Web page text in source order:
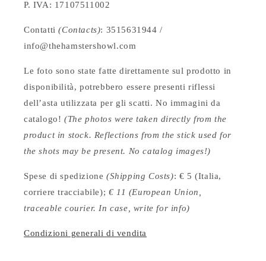
P. IVA: 17107511002
Contatti(Contacts): 3515631944 /
info@thehamstershowl.com
Le foto sono state fatte direttamente sul prodotto in
disponibilità, potrebbero essere presenti riflessi
dell’asta utilizzata per gli scatti. No immagini da
catalogo! (The photos were taken directly from the
product in stock. Reflections from the stick used for
the shots may be present. No catalog images!)
Spese di spedizione (Shipping Costs): € 5 (Italia,
corriere tracciabile); € 11 (European Union,
traceable courier. In case, write for info)
Condizioni generali di vendita